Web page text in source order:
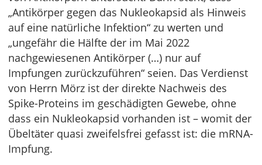
„Antikörper gegen das Nukleokapsid als Hinweis
auf eine natürliche Infektion“ zu werten und
„ungefähr die Hälfte der im Mai 2022
nachgewiesenen Antikörper (…) nur auf
Impfungen zurückzuführen“ seien. Das Verdienst
von Herrn Mörz ist der direkte Nachweis des
Spike-Proteins im geschädigten Gewebe, ohne
dass ein Nukleokapsid vorhanden ist – womit der
Übeltäter quasi zweifelsfrei gefasst ist: die mRNA-
Impfung.